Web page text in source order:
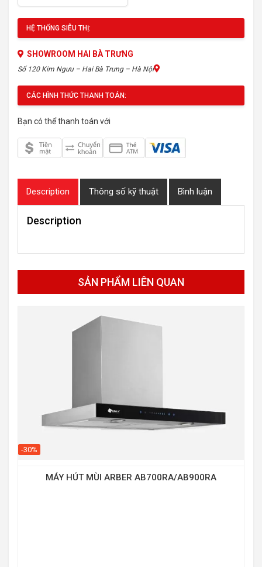
HỆ THỐNG SIÊU THỊ:
SHOWROOM HAI BÀ TRƯNG
Số 120 Kim Ngưu – Hai Bà Trưng – Hà Nội
CÁC HÌNH THỨC THANH TOÁN:
Bạn có thể thanh toán với
Description Thông số kỹ thuật Bình luận
Description
SẢN PHẨM LIÊN QUAN
-30%
MÁY HÚT MÙI ARBER AB700RA/AB900RA